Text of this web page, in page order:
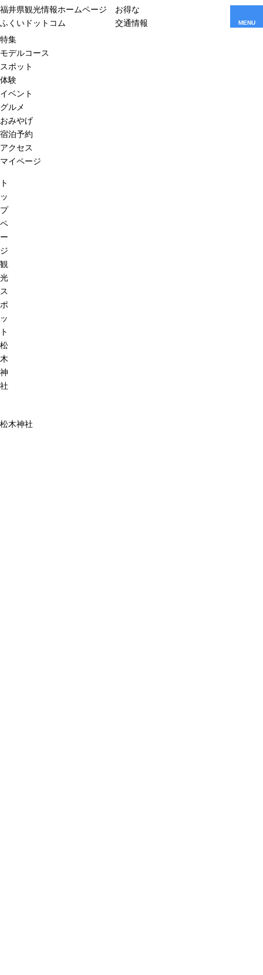
福井県観光情報ホームページ
ふくいドットコム
お得な
交通情報
MENU
特集
モデルコース
スポット
体験
イベント
グルメ
おみやげ
宿泊予約
アクセス
マイページ
ト
ッ
プ
ペ
ー
ジ
観
光
ス
ポ
ッ
ト
松
木
神
社
松木神社